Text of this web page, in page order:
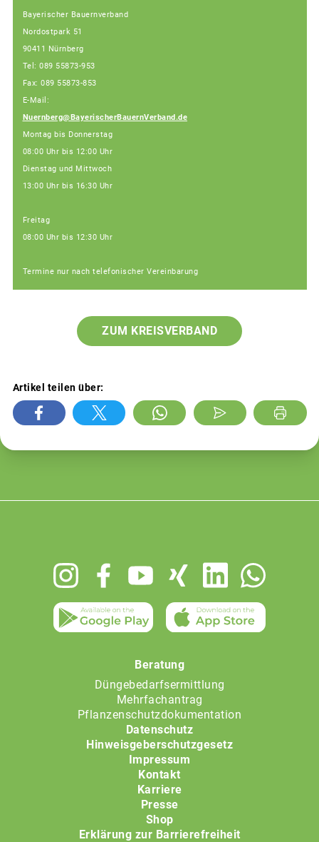
Bayerischer Bauernverband
Nordostpark 51
90411 Nürnberg
Tel: 089 55873-953
Fax: 089 55873-853
E-Mail:
Nuernberg@BayerischerBauernVerband.de
Montag bis Donnerstag
08:00 Uhr bis 12:00 Uhr
Dienstag und Mittwoch
13:00 Uhr bis 16:30 Uhr
Freitag
08:00 Uhr bis 12:30 Uhr
Termine nur nach telefonischer Vereinbarung
ZUM KREISVERBAND
Artikel teilen über:
Beratung
Düngebedarfsermittlung
Mehrfachantrag
Pflanzenschutzdokumentation
Datenschutz
Hinweisgeberschutzgesetz
Impressum
Kontakt
Karriere
Presse
Shop
Erklärung zur Barrierefreiheit